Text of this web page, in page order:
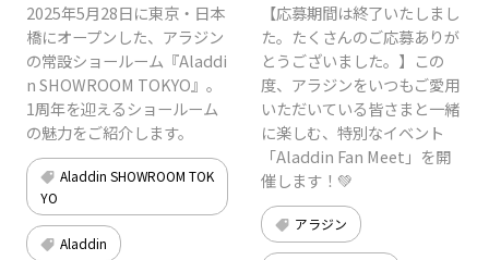
2025年5月28日に東京・日本
橋にオープンした、アラジン
の常設ショールーム『Aladdi
n SHOWROOM TOKYO』。
1周年を迎えるショールーム
の魅力をご紹介します。
Aladdin SHOWROOM TOK
YO
Aladdin
【応募期間は終了いたしまし
た。たくさんのご応募ありが
とうございました。】この
度、アラジンをいつもご愛用
いただいている皆さまと一緒
に楽しむ、特別なイベント
「Aladdin Fan Meet」を開
催します！💚
アラジン